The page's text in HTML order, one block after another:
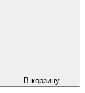
В корзину